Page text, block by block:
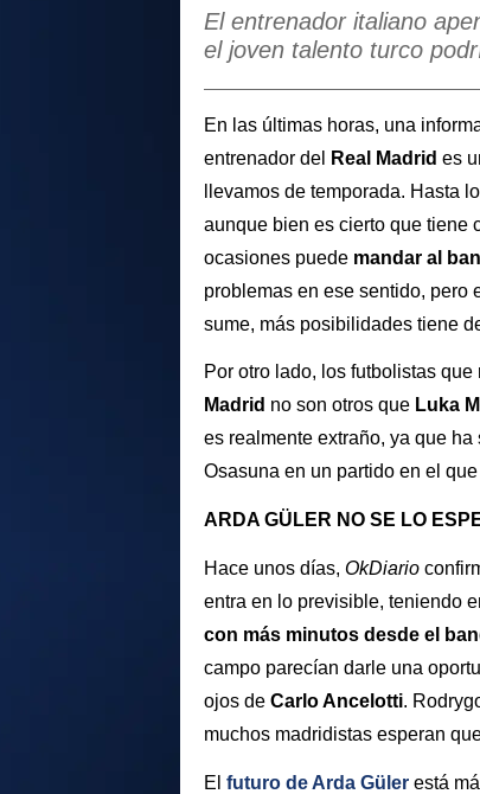
El entrenador italiano
el joven talento turco
En las últimas horas, una
entrenador del
Real Madrid es
llevamos de temporada. Hasta
aunque bien es cierto que tiene
ocasiones puede mandar al
problemas en ese sentido, pero
sume, más posibilidades tiene
Por otro lado, los futbolistas que
Madrid no son otros que Luka
es realmente extraño, ya que
Osasuna en un partido en el
ARDA GÜLER NO SE LO
Hace unos días, OkDiario
entra en lo previsible, teniendo
con más minutos desde el
campo parecían darle una
ojos de Carlo Ancelotti.
muchos madridistas esperan
El futuro de Arda Güler está